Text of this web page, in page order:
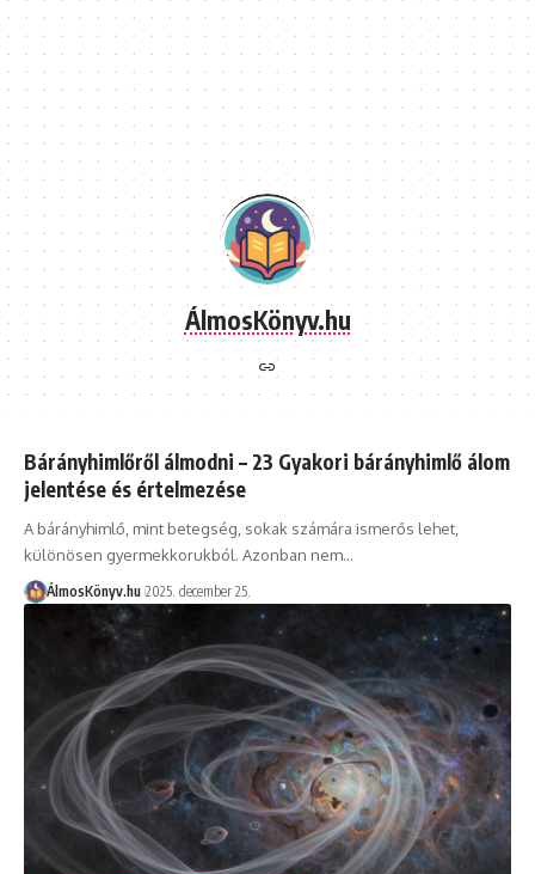
ÁlmosKönyv.hu
Bárányhimlőről álmodni – 23 Gyakori bárányhimlő álom
jelentése és értelmezése
A bárányhimlő, mint betegség, sokak számára ismerős lehet,
különösen gyermekkorukból. Azonban nem…
ÁlmosKönyv.hu 2025. december 25.